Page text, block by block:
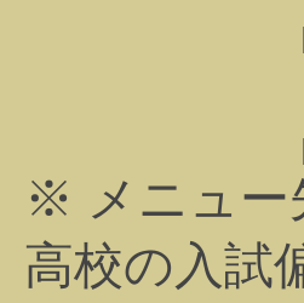
※ メニュー
高校の入試